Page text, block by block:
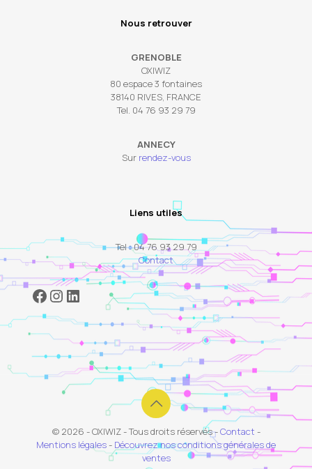
Nous retrouver
GRENOBLE
OXIWIZ
80 espace 3 fontaines
38140 RIVES, FRANCE
Tel. 04 76 93 29 79
ANNECY
Sur rendez-vous
Liens utiles
Tel : 04 76 93 29 79
Contact
Facebook
Instagram
LinkedIn
© 2026 - OXIWIZ - Tous droits réservés -Contact -
Mentions légales- Découvrez nos conditions générales de
ventes